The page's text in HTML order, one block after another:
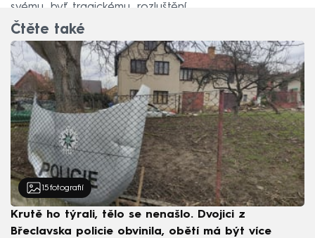
svému, byť tragickému, rozluštění.
Čtěte také
15 fotografií
Krutě ho týrali, tělo se nenašlo. Dvojici z
Břeclavska policie obvinila, obětí má být více